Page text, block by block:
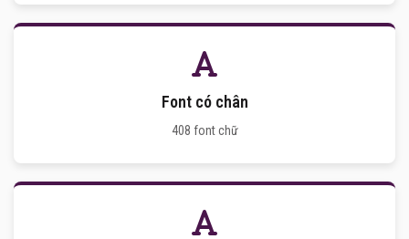
Font có chân
408 font chữ